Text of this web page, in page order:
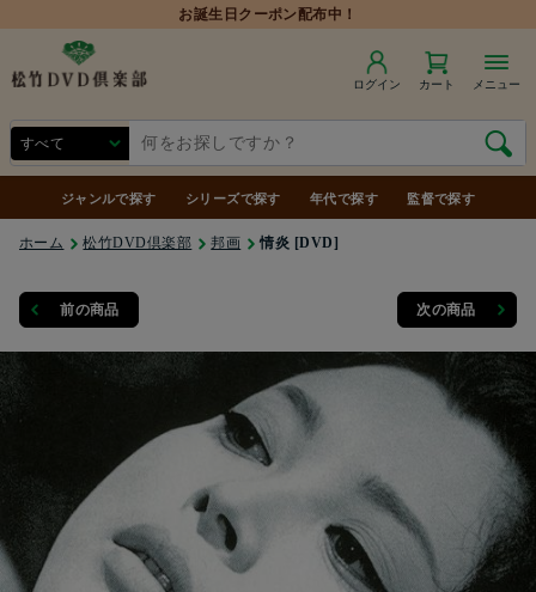
ログイン カート メニュー
ジャンルで探す シリーズで探す 年代で探す 監督で探す
ホーム 松竹DVD倶楽部 邦画 情炎 [DVD]
前の商品 次の商品